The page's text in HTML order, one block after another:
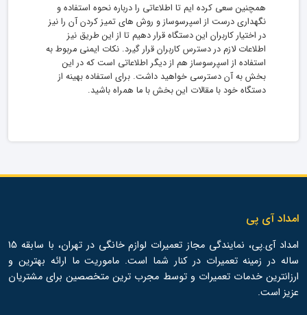
همچنین سعی کرده ایم تا اطلاعاتی را درباره نحوه استفاده و
نگهداری درست از اسپرسوساز و روش های تمیز کردن آن را نیز
در اختیار کاربران این دستگاه قرار دهیم تا از این طریق نیز
اطلاعات لازم در دسترس کاربران قرار گیرد. نکات ایمنی مربوط به
استفاده از اسپرسوساز هم از دیگر اطلاعاتی است که در این
بخش به آن دسترسی خواهید داشت. برای استفاده بهینه از
دستگاه خود با مقالات این بخش با ما همراه باشید.
امداد آی پی
امداد آی.پی، نمایندگی مجاز تعمیرات لوازم خانگی در تهران، با سابقه 15
ساله در زمینه تعمیرات در کنار شما است. ماموریت ما ارائه بهترین و
ارزانترین خدمات تعمیرات و توسط مجرب ترین متخصصین برای مشتریان
عزیز است.